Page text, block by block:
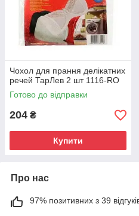
Чохол для прання делікатних
речей ТарЛев 2 шт 1116-RO
Готово до відправки
204 ₴
Купити
Про нас
97% позитивних з 39